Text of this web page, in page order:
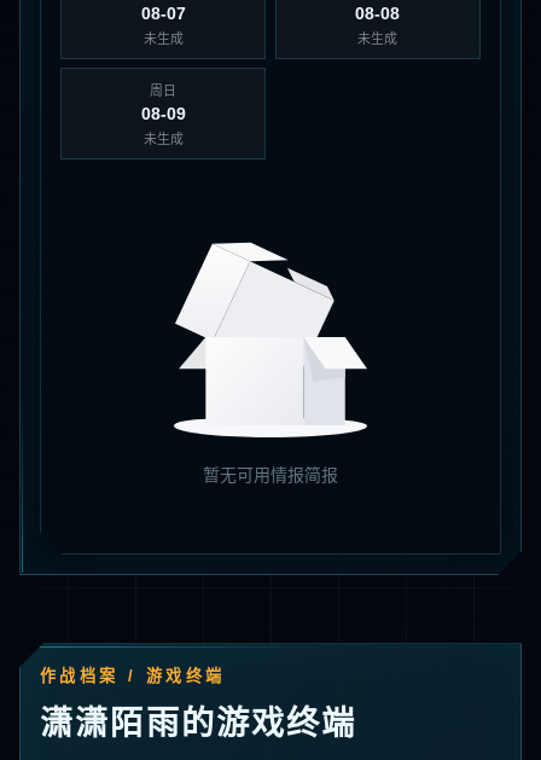
08-07
未生成
08-08
未生成
周日
08-09
未生成
暂无可用情报简报
作战档案 / 游戏终端
潇潇陌雨的游戏终端